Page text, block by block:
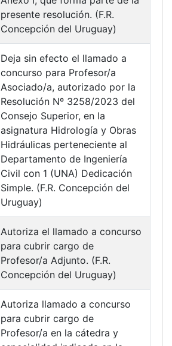
presente resolución. (F.R.
Concepción del Uruguay)
Deja sin efecto el llamado a
concurso para Profesor/a
Asociado/a, autorizado por la
Resolución Nº 3258/2023 del
Consejo Superior, en la
asignatura Hidrología y Obras
Hidráulicas perteneciente al
Departamento de Ingeniería
Civil con 1 (UNA) Dedicación
Simple. (F.R. Concepción del
Uruguay)
Autoriza el llamado a concurso
para cubrir cargo de
Profesor/a Adjunto. (F.R.
Concepción del Uruguay)
Autoriza llamado a concurso
para cubrir cargo de
Profesor/a en la cátedra y